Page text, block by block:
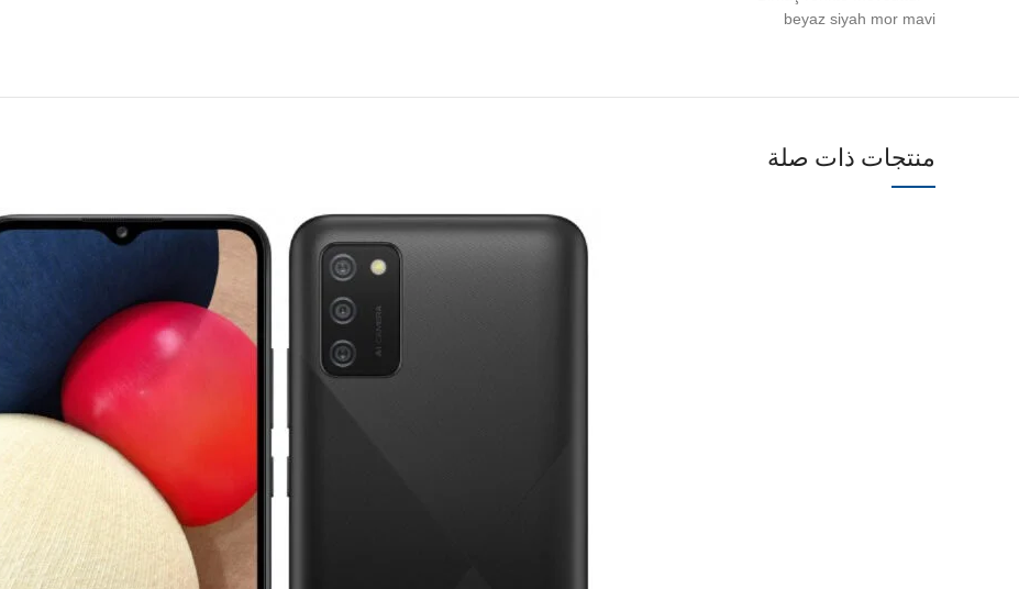
beyaz siyah mor mavi
منتجات ذات صلة